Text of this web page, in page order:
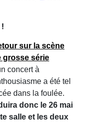
sur la scène
grosse série
concert à
a été tel
dans la foulée.
donc le 26 mai
salle et les deux